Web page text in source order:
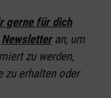
gerne für dich
Newsletteran, um
zu werden,
zu erhalten oder